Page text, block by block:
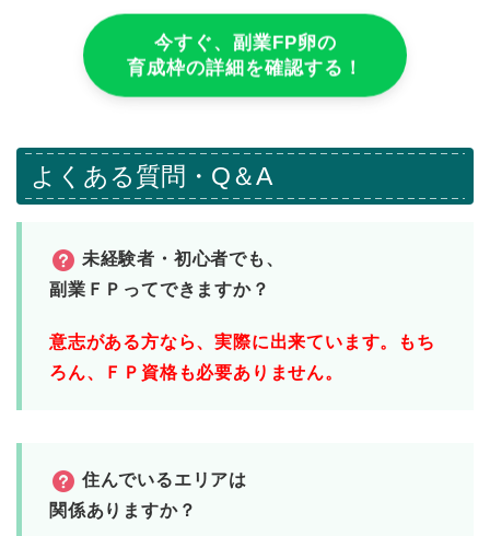
今すぐ、副業FP卵の
育成枠の詳細を確認する！
よくある質問・Q＆A
未経験者・初心者でも、
副業ＦＰってできますか？
意志がある方なら、実際に出来ています。
もち
ろん、ＦＰ資格も必要ありません。
住んでいるエリアは
関係ありますか？